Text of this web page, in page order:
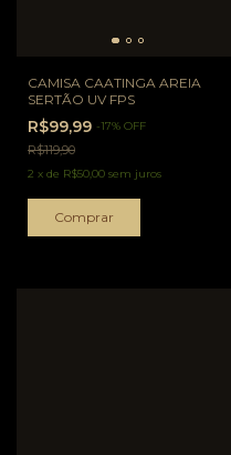
CAMISA CAATINGA AREIA
SERTÃO UV FPS
R$99,99 -17% OFF
R$119,90
2 x de R$50,00 sem juros
Comprar